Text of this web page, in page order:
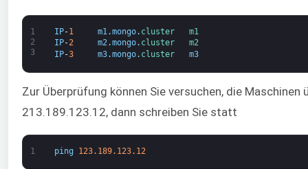
1
2
3
IP-1 m1 .mongo. cluster m1
IP-2 m2.mongo. cluster m2
IP-3 m3.mongo. cluster m3
Zur Überprüfung können Sie versuchen, die
213.189.123.12, dann schreiben Sie statt
1 ping 123.189.123.12